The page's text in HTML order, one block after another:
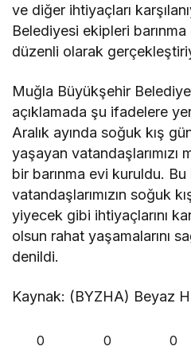
ve diğer ihtiyaçları
Belediyesi ekipleri
düzenli olarak
Muğla Büyükşehir
açıklamada şu ifadelere yer
Aralık ayında soğuk kış
yaşayan vatandaşlarımızı
bir barınma evi kuruldu.
vatandaşlarımızın soğuk
yiyecek gibi ihtiyaçlarını
olsun rahat yaşamalarını
denildi.
Kaynak: (BYZHA) Beyaz
0 0 0